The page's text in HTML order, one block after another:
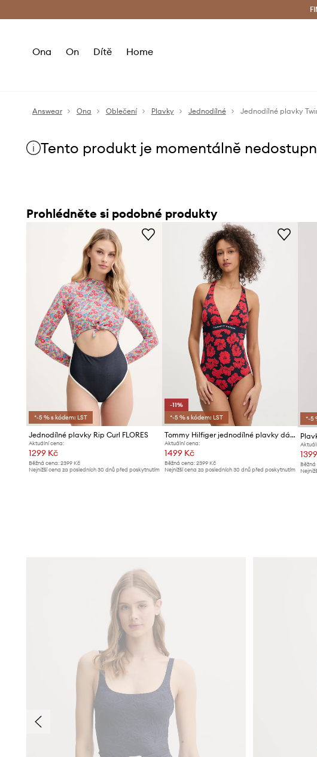
Doručení a vrácení zdarma
Ona On Dítě Home
Answear Ona Oblečení Plavky Jednodílné Jednodílné plavky
Tento produkt je momentálně
Prohlédněte si podobné produkty
*-5 % s kódem: LST
Jednodílné plavky Rip Curl FLORES
Aktuální cena:
1299 Kč
Běžná cena: 2399 Kč
Nejnižší cena za posledních 30 dnů před poskytnutím
-11%
*-5 % s kódem: LST
Tommy Hilfiger jednodílné plavky dámské
Aktuální cena:
1499 Kč
Běžná cena:2399 Kč
Nejnižší cena za posledních 30 dnů před poskytnutím
*-5